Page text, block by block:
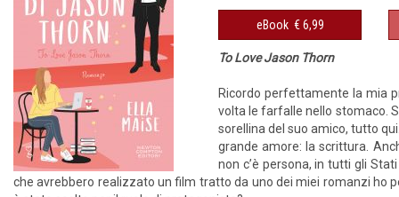
eBook € 6,99
To Love Jason Thorn
Ricordo perfettamente la mia
volta le farfalle nello stomaco.
sorellina del suo amico, tutto
grande amore: la scrittura.
non c’è persona, in tutti gli
che avrebbero realizzato un film tratto da uno dei miei romanzi ho